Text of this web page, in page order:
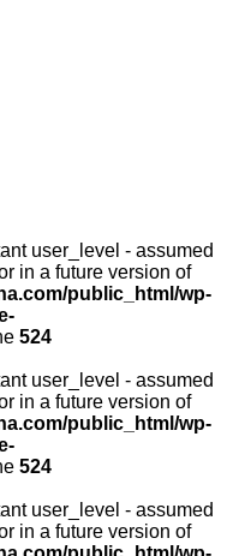
user_level - assumed
in a future version of
public_html/wp-
524
user_level - assumed
in a future version of
public_html/wp-
524
user_level - assumed
in a future version of